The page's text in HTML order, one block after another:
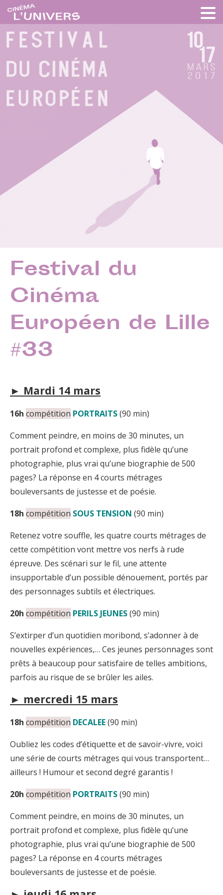
Festival du
Cinéma
Européen de Lille
#33
► Mardi 14 mars
16h compétition PORTRAITS(90 min)
Comment peindre, en moins de 30 minutes, un
portrait profond et complexe, plus fidèle qu’une
photographie, plus vrai qu’une biographie de 500
pages? La réponse en 4 courts métrages
bouleversants de justesse et de poésie.
18h compétition SOUS TENSION (90 min)
Retenez votre souffle, les quatre courts métrages de
cette compétition vont mettre vos nerfs à rude
épreuve. Des scénari sur le fil, une attente
insupportable d’un possible dénouement, portés par
des personnages subtils et électriques.
20h compétition PERILS JEUNES(90 min)
S’extirper d’un quotidien moribond, s’adonner à de
nouvelles expériences,… Ces jeunes personnages sont
prêts à beaucoup pour satisfaire de telles ambitions,
parfois au risque de se brûler les ailes.
► mercredi 15 mars
18h compétition DECALEE(90 min)
Oubliez les codes d’étiquette et de savoir-vivre, voici
une série de courts métrages qui vous transportent…
ailleurs ! Humour et second degré garantis !
20h compétition PORTRAITS(90 min)
Comment peindre, en moins de 30 minutes, un
portrait profond et complexe, plus fidèle qu’une
photographie, plus vrai qu’une biographie de 500
pages? La réponse en 4 courts métrages
bouleversants de justesse et de poésie.